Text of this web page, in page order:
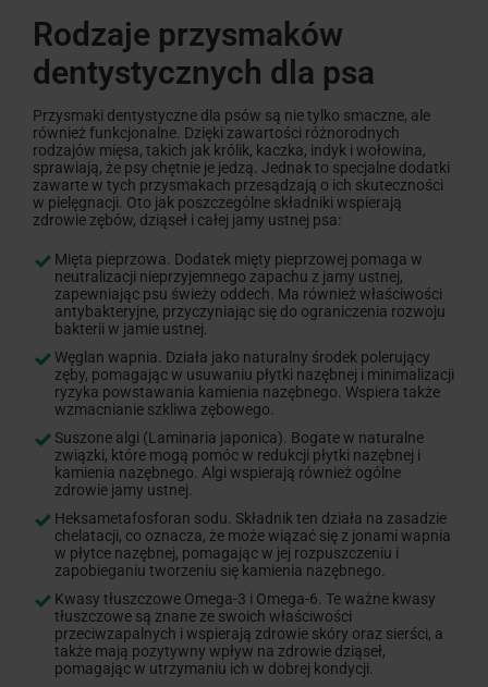
Rodzaje przysmaków
dentystycznych dla psa
Przysmaki dentystyczne dla psów są nie tylko smaczne, ale
również funkcjonalne. Dzięki zawartości różnorodnych
rodzajów mięsa, takich jak królik, kaczka, indyk i wołowina,
sprawiają, że psy chętnie je jedzą. Jednak to specjalne dodatki
zawarte w tych przysmakach przesądzają o ich skuteczności
w pielęgnacji. Oto jak poszczególne składniki wspierają
zdrowie zębów, dziąseł i całej jamy ustnej psa:
Mięta pieprzowa. Dodatek mięty pieprzowej pomaga w
neutralizacji nieprzyjemnego zapachu z jamy ustnej,
zapewniając psu świeży oddech. Ma również właściwości
antybakteryjne, przyczyniając się do ograniczenia rozwoju
bakterii w jamie ustnej.
Węglan wapnia. Działa jako naturalny środek polerujący
zęby, pomagając w usuwaniu płytki nazębnej i minimalizacji
ryzyka powstawania kamienia nazębnego. Wspiera także
wzmacnianie szkliwa zębowego.
Suszone algi (Laminaria japonica). Bogate w naturalne
związki, które mogą pomóc w redukcji płytki nazębnej i
kamienia nazębnego. Algi wspierają również ogólne
zdrowie jamy ustnej.
Heksametafosforan sodu. Składnik ten działa na zasadzie
chelatacji, co oznacza, że może wiązać się z jonami wapnia
w płytce nazębnej, pomagając w jej rozpuszczeniu i
zapobieganiu tworzeniu się kamienia nazębnego.
Kwasy tłuszczowe Omega-3 i Omega-6. Te ważne kwasy
tłuszczowe są znane ze swoich właściwości
przeciwzapalnych i wspierają zdrowie skóry oraz sierści, a
także mają pozytywny wpływ na zdrowie dziąseł,
pomagając w utrzymaniu ich w dobrej kondycji.